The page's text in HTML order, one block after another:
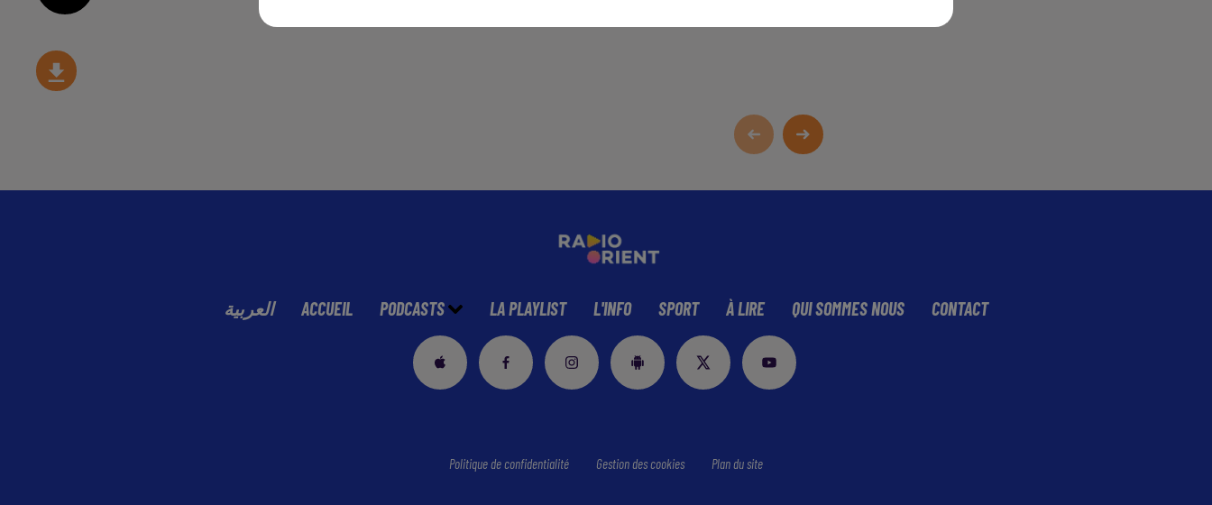
العربية ACCUEIL PODCASTS LA PLAYLIST L'INFO SPORT À LIRE QUI SOMMES NOUS CONTACT
Politique de confidentialité Gestion des cookies Plan du site